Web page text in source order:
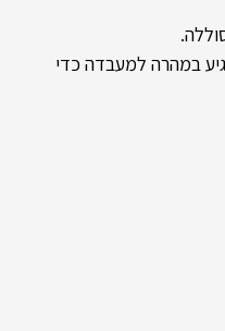
במהרה למעבדה כדי